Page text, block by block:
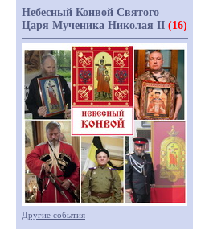
Небесный Конвой Святого
Царя Мученика Николая II (16)
Другие события